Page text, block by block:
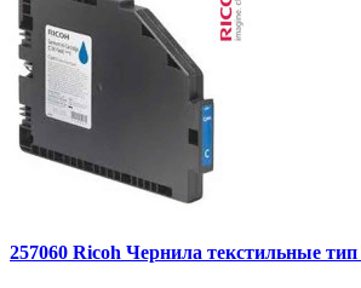
257060 Ricoh Чернила текстильные